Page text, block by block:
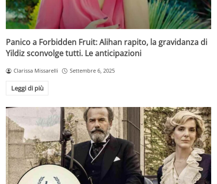
Panico a Forbidden Fruit: Alihan rapito, la gravidanza di
Yildiz sconvolge tutti. Le anticipazioni
Clarissa Missarelli Settembre 6, 2025
Leggi di più